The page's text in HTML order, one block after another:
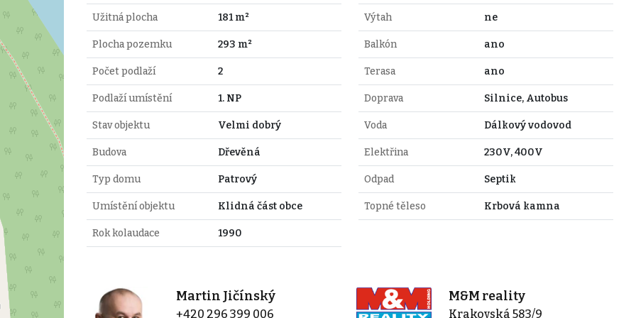
Užitná plocha 181 m²
Plocha pozemku 293 m²
Počet podlaží 2
Podlaží umístění 1. NP
Stav objektu Velmi dobrý
Budova Dřevěná
Typ domu Patrový
Umístění objektu Klidná část obce
Rok kolaudace 1990
Výtah ne
Balkón ano
Terasa ano
Doprava Silnice, Autobus
Voda Dálkový vodovod
Elektřina 230V, 400V
Odpad Septik
Topné těleso Krbová kamna
Martin Jičínský
+420 296 399 006
M&M reality
Krakovská 583/9